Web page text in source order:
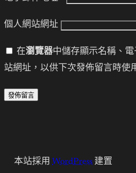
個人網站網址
在瀏覽器中儲存顯示名稱、
站網址，以供下次發佈留言時使
本站採用 WordPress 建置